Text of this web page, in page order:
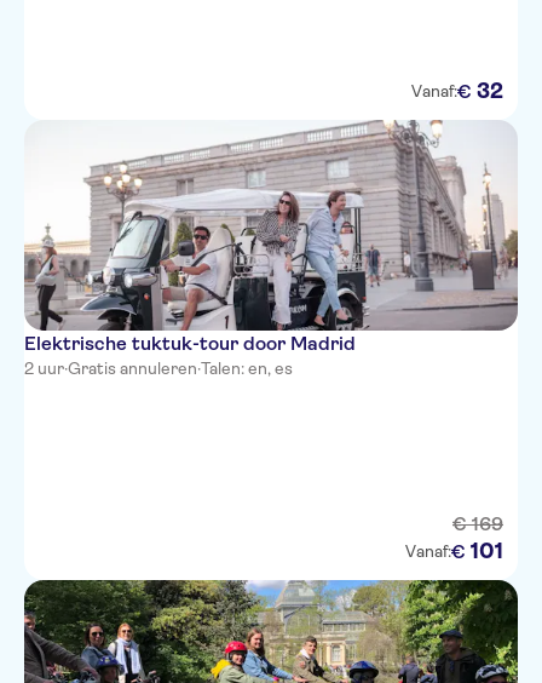
Vanaf:€ 32
Elektrische tuktuk-tour door Madrid
2 uur·Gratis annuleren·Talen: en, es
€ 169
Vanaf:€ 101